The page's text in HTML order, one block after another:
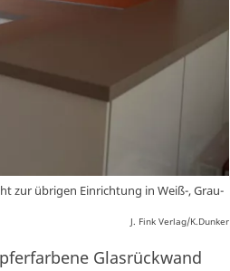
zur übrigen Einrichtung in Weiß-, Grau-
J. Fink Verlag/K.Dunker
Glasrückwand